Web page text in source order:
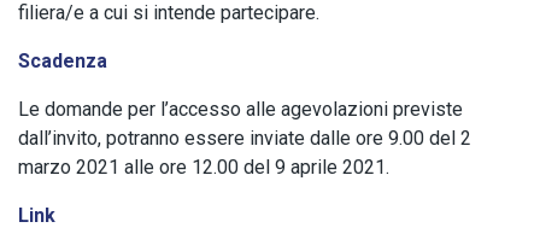
filiera/e a cui si intende partecipare.
Scadenza
Le domande per l’accesso alle agevolazioni previste
dall’invito, potranno essere inviate dalle ore 9.00 del 2
marzo 2021 alle ore 12.00 del 9 aprile 2021.
Link